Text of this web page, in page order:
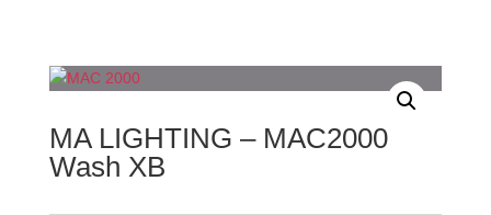
MA LIGHTING – MAC2000
Wash XB